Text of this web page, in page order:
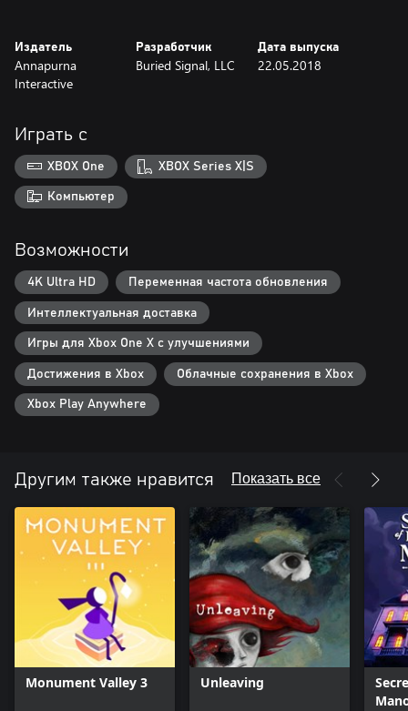
Издатель
Annapurna
Interactive
Разработчик
Buried Signal, LLC
Дата выпуска
22.05.2018
Играть с
XBOX One XBOX Series X|S
Компьютер
Возможности
4K Ultra HD Переменная частота обновления
Интеллектуальная доставка
Игры для Xbox One X с улучшениями
Достижения в Xbox Облачные сохранения в Xbox
Xbox Play Anywhere
Другим также нравится Показать все
Monument Valley 3 Unleaving